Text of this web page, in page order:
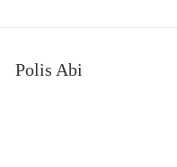
Polis Abi